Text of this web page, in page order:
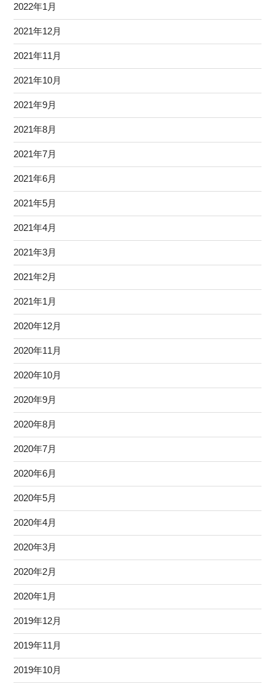
2022年1月
2021年12月
2021年11月
2021年10月
2021年9月
2021年8月
2021年7月
2021年6月
2021年5月
2021年4月
2021年3月
2021年2月
2021年1月
2020年12月
2020年11月
2020年10月
2020年9月
2020年8月
2020年7月
2020年6月
2020年5月
2020年4月
2020年3月
2020年2月
2020年1月
2019年12月
2019年11月
2019年10月